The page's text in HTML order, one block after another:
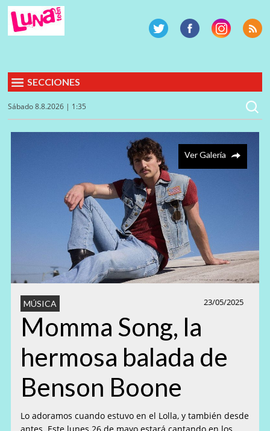
SECCIONES
Sábado 8.8.2026 | 1:35
Ver Galería
23/05/2025
MÚSICA
Momma Song, la
hermosa balada de
Benson Boone
Lo adoramos cuando estuvo en el Lolla, y también desde
antes. Este lunes 26 de mayo estará cantando en los